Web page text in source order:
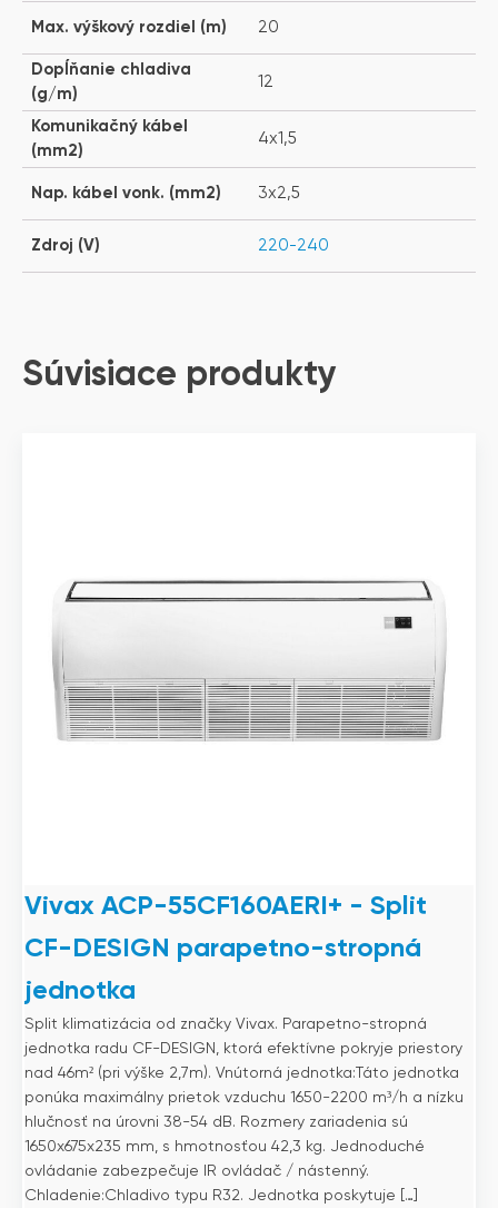
Max. výškový rozdiel (m) 20
Dopĺňanie chladiva
(g/m)
12
Komunikačný kábel
(mm2)
4x1,5
Nap. kábel vonk. (mm2) 3x2,5
Zdroj (V) 220-240
Súvisiace produkty
Vivax ACP-55CF160AERI+ - Split
CF-DESIGN parapetno-stropná
jednotka
Split klimatizácia od značky Vivax. Parapetno-stropná
jednotka radu CF-DESIGN, ktorá efektívne pokryje priestory
nad 46m² (pri výške 2,7m). Vnútorná jednotka:Táto jednotka
ponúka maximálny prietok vzduchu 1650-2200 m³/h a nízku
hlučnosť na úrovni 38-54 dB. Rozmery zariadenia sú
1650x675x235 mm, s hmotnosťou 42,3 kg. Jednoduché
ovládanie zabezpečuje IR ovládač / nástenný.
Chladenie:Chladivo typu R32. Jednotka poskytuje […]